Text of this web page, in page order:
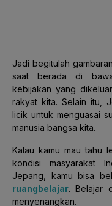
Jadi begitulah
saat berada di
kebijakan yang
rakyat kita. Selain itu,
licik untuk menguasai
manusia bangsa kita.
Kalau kamu mau tahu
kondisi masyarakat
Jepang, kamu bisa
ruangbelajar. Belajar
menyenangkan.